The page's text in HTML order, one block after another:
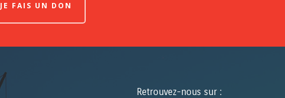
JE FAIS UN DON
Retrouvez-nous sur :